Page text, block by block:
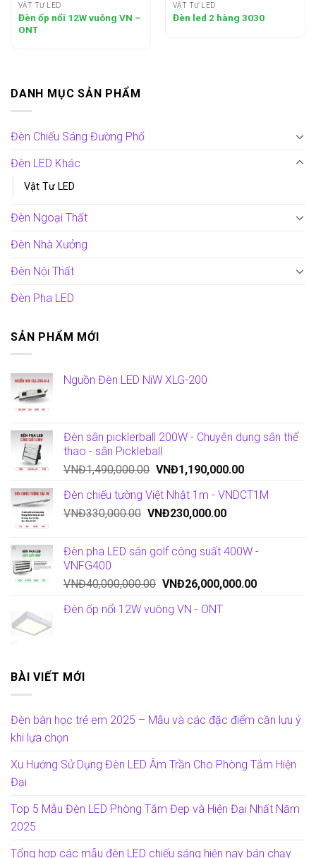
VẬT TƯ LED
Đèn ốp nổi 12W vuông VN –
ONT
VẬT TƯ LED
Đèn led 2 hàng 3030
DANH MỤC SẢN PHẨM
Đèn Chiếu Sáng Đường Phố
Đèn LED Khác
Vật Tư LED
Đèn Ngoại Thất
Đèn Nhà Xưởng
Đèn Nội Thất
Đèn Pha LED
SẢN PHẨM MỚI
Nguồn Đèn LED NiW XLG-200
Đèn sân picklerball 200W - Chuyên dụng sân thể
thao - sân Pickleball
VNĐ1,490,000.00 VNĐ1,190,000.00
Đèn chiếu tường Việt Nhật 1m - VNDCT1M
VNĐ330,000.00 VNĐ230,000.00
Đèn pha LED sân golf công suất 400W -
VNFG400
VNĐ40,000,000.00 VNĐ26,000,000.00
Đèn ốp nổi 12W vuông VN - ONT
BÀI VIẾT MỚI
Đèn bàn học trẻ em 2025 – Mẫu và các đặc điểm cần lưu ý
khi lựa chọn
Xu Hướng Sử Dụng Đèn LED Âm Trần Cho Phòng Tắm Hiện
Đại
Top 5 Mẫu Đèn LED Phòng Tắm Đẹp và Hiện Đại Nhất Năm
2025
Tổng hợp các mẫu đèn LED chiếu sáng hiện nay bán chạy